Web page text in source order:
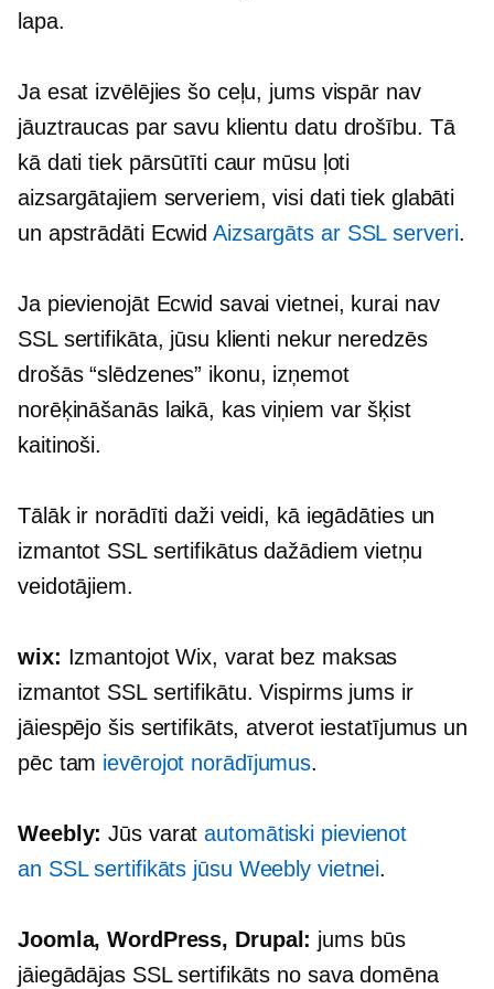
lapa.
Ja esat izvēlējies šo ceļu, jums vispār nav
jāuztraucas par savu klientu datu drošību. Tā
kā dati tiek pārsūtīti caur mūsu ļoti
aizsargātajiem serveriem, visi dati tiek glabāti
un apstrādāti Ecwid Aizsargāts ar SSLserveri.
Ja pievienojāt Ecwid savai vietnei, kurai nav
SSL sertifikāta, jūsu klienti nekur neredzēs
drošās “slēdzenes” ikonu, izņemot
norēķināšanās laikā, kas viņiem var šķist
kaitinoši.
Tālāk ir norādīti daži veidi, kā iegādāties un
izmantot SSL sertifikātus dažādiem vietņu
veidotājiem.
wix: Izmantojot Wix, varat bez maksas
izmantot SSL sertifikātu. Vispirms jums ir
jāiespējo šis sertifikāts, atverot iestatījumus un
pēc tam ievērojot norādījumus.
Weebly: Jūs varatautomātiski pievienot
an SSL sertifikāts jūsu Weebly vietnei.
Joomla, WordPress, Drupal: jums būs
jāiegādājas SSL sertifikāts no sava domēna